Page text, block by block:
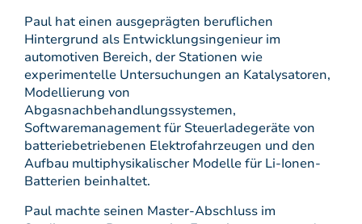
Paul hat einen ausgeprägten beruflichen
Hintergrund als Entwicklungsingenieur im
automotiven Bereich, der Stationen wie
experimentelle Untersuchungen an Katalysatoren,
Modellierung von
Abgasnachbehandlungssystemen,
Softwaremanagement für Steuerladegeräte von
batteriebetriebenen Elektrofahrzeugen und den
Aufbau multiphysikalischer Modelle für Li-Ionen-
Batterien beinhaltet.
Paul machte seinen Master-Abschluss im